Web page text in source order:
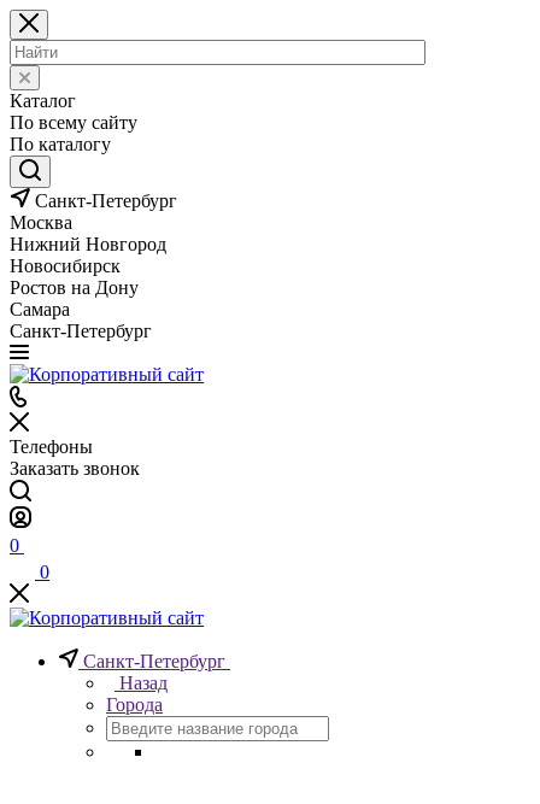
Каталог
По всему сайту
По каталогу
Санкт-Петербург
Москва
Нижний Новгород
Новосибирск
Ростов на Дону
Самара
Санкт-Петербург
Телефоны
Заказать звонок
0
0
Санкт-Петербург
Назад
Города